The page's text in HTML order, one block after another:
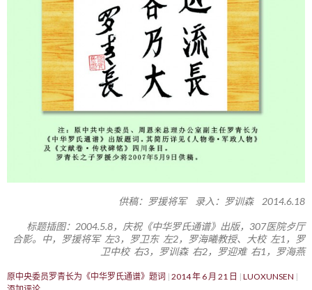
供稿：罗援将军 录入：罗训森 2014.6.18
标题插图：2004.5.8，庆祝《中华罗氏通谱》出版，307医院歺厅
合影。中，罗援将军 左3，罗卫东 左2，罗海曦教授、大校 左1，罗
卫中校 右3，罗训森 右2，罗迎难 右1，罗海燕
原中央委员罗青长为《中华罗氏通谱》题词 2014 年 6 月 21 日
LUOXUNSEN